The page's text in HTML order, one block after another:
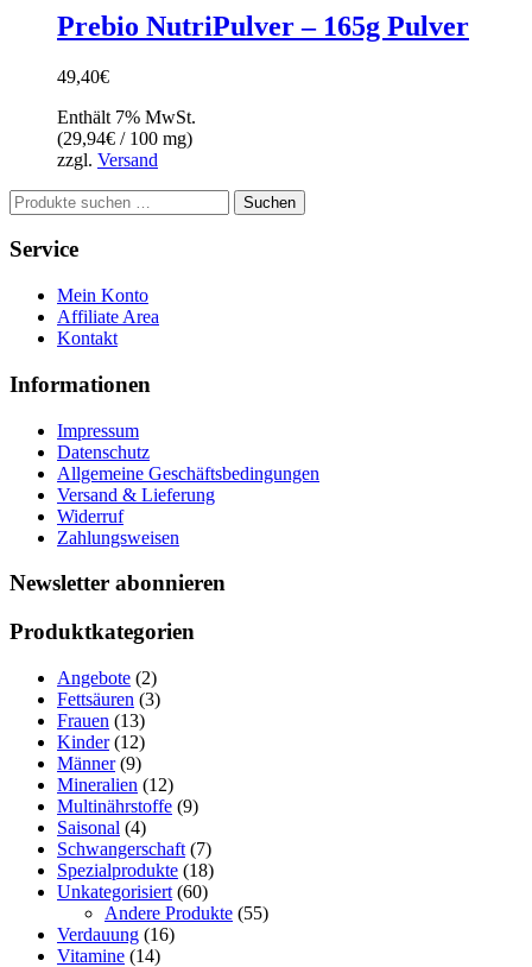
Prebio NutriPulver – 165g Pulver
49,40€
Enthält 7% MwSt.
(29,94€ / 100 mg)
zzgl. Versand
Suchen
nach:
Suchen
Service
Mein Konto
Affiliate Area
Kontakt
Informationen
Impressum
Datenschutz
Allgemeine Geschäftsbedingungen
Versand & Lieferung
Widerruf
Zahlungsweisen
Newsletter abonnieren
Produktkategorien
Angebote (2)
Fettsäuren (3)
Frauen (13)
Kinder (12)
Männer (9)
Mineralien (12)
Multinährstoffe (9)
Saisonal (4)
Schwangerschaft (7)
Spezialprodukte (18)
Unkategorisiert (60)
Andere Produkte (55)
Verdauung (16)
Vitamine (14)